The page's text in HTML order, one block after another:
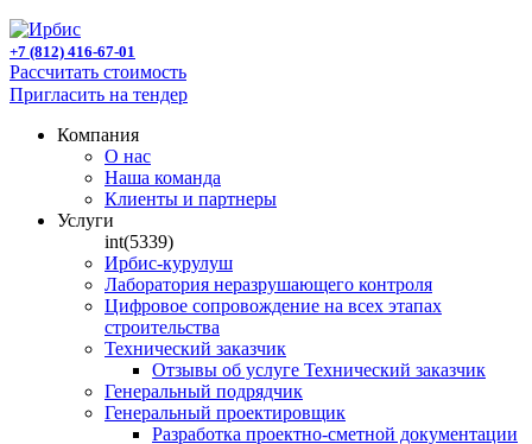
+7 (812) 416-67-01
Рассчитать стоимость
Пригласить на тендер
Компания
О нас
Наша команда
Клиенты и партнеры
Услуги
int(5339)
Ирбис-курулуш
Лаборатория неразрушающего контроля
Цифровое сопровождение на всех этапах
строительства
Технический заказчик
Отзывы об услуге Технический заказчик
Генеральный подрядчик
Генеральный проектировщик
Разработка проектно-сметной документации